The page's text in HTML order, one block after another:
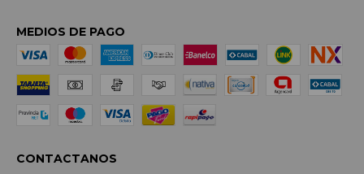
MEDIOS DE PAGO
CONTACTANOS